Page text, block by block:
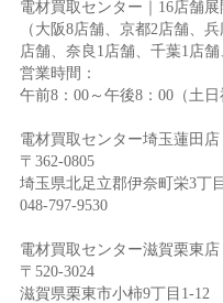
電材買取センター｜16店舗展
（大阪8店舗、京都2店舗、
店舗、奈良1店舗、千葉1店舗
営業時間：
午前8：00～午後8：00（土日
電材買取センター埼玉蓮田店
〒362-0805
埼玉県北足立郡伊奈町栄3丁
048-797-9530
電材買取センター滋賀栗東店
〒520-3024
滋賀県栗東市小柿9丁目1-12